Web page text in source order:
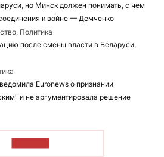
но Минск должен понимать, с чем
к войне — Демченко
Политика
после смены власти в Беларуси,
Euronews о признании
и не аргументировала решение